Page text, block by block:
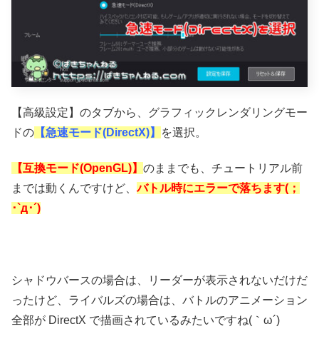
【高級設定】のタブから、グラフィックレンダリングモー
ドの 【急速モード(DirectX)】 を選択。
【互換モード(OpenGL)】 のままでも、チュートリアル前
までは動くんですけど、バトル時にエラーで落ちます(；
･`д･´)
シャドウバースの場合は、リーダーが表示されないだけだ
ったけど、ライバルズの場合は、バトルのアニメーション
全部が DirectX で描画されているみたいですね(｀ω´)